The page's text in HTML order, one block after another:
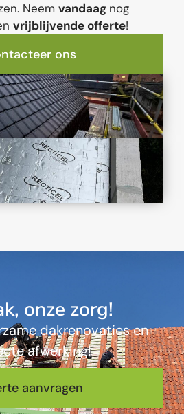
Neem vandaag nog
vrijblijvende offerte!
ons
k, onze zorg!
zamedakrenovatiesen
cteafwerking!
aanvragen